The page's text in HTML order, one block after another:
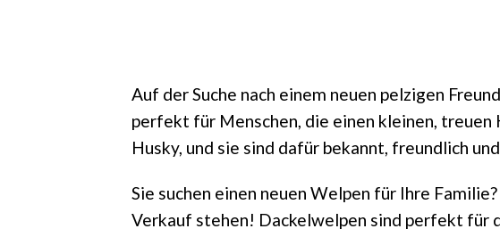
Auf der Suche nach einem neuen pelzigen
perfekt für Menschen, die einen kleinen, treuen
Husky, und sie sind dafür bekannt, freundlich
Sie suchen einen neuen Welpen für Ihre
Verkauf stehen! Dackelwelpen sind perfekt für